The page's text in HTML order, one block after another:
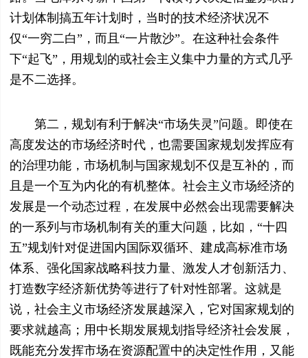
计划体制搞五年计划时，当时的技术经济状况不
仅“一穷二白”，而且“一片散沙”。在这种社会条件
下“起飞”，用规划的或社会主义集中力量的方式几乎
是不二选择。
第二，规划有利于解决“市场失灵”问题。即使在
高度发达的市场经济时代，也需要国家规划发挥应有
的治理功能，市场机制与国家规划不仅是互补的，而
且是一个互为内化的有机整体。社会主义市场经济的
发展是一个动态过程，在发展中必然会出现需要解决
的一系列与市场机制有关的重大问题，比如，“十四
五”规划针对促进国内国际双循环、建成高标准市场
体系、强化国家战略科技力量、激发人才创新活力、
打造数字经济新优势等进行了针对性部署。这就是
说，社会主义市场经济发展越深入，它对国家规划的
要求就越高；用中长期发展规划指导经济社会发展，
既能充分发挥市场在资源配置中的决定性作用，又能